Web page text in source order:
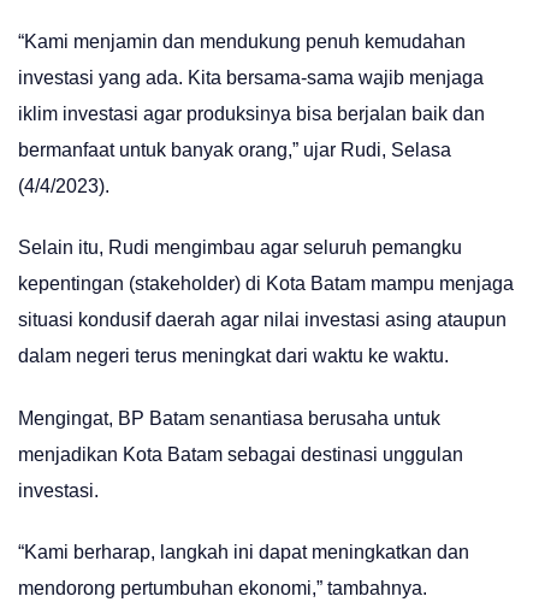
“Kami menjamin dan mendukung penuh kemudahan
investasi yang ada. Kita bersama-sama wajib menjaga
iklim investasi agar produksinya bisa berjalan baik dan
bermanfaat untuk banyak orang,” ujar Rudi, Selasa
(4/4/2023).
Selain itu, Rudi mengimbau agar seluruh pemangku
kepentingan (stakeholder) di Kota Batam mampu menjaga
situasi kondusif daerah agar nilai investasi asing ataupun
dalam negeri terus meningkat dari waktu ke waktu.
Mengingat, BP Batam senantiasa berusaha untuk
menjadikan Kota Batam sebagai destinasi unggulan
investasi.
“Kami berharap, langkah ini dapat meningkatkan dan
mendorong pertumbuhan ekonomi,” tambahnya.